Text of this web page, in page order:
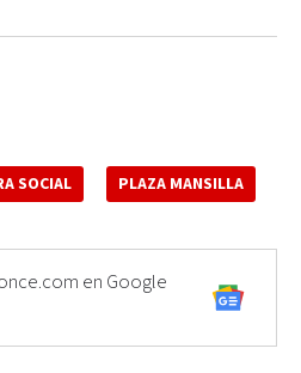
SOCIAL PLAZA MANSILLA
en Google